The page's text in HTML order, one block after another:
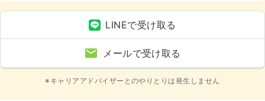
LINEで受け取る
メールで受け取る
※キャリアアドバイザーとのやりとりは発生しません